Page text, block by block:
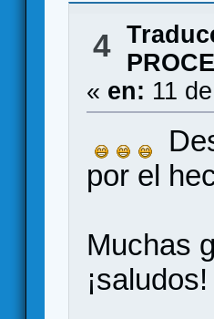
4
« en: 11
por el
Muchas